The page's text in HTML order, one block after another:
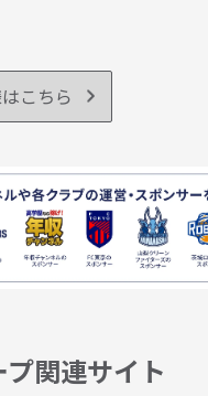
こちら
関連サイト